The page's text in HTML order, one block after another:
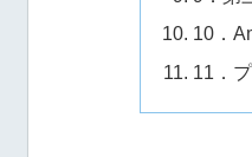
10．
11．